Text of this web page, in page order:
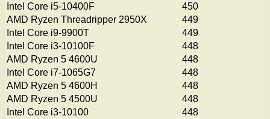
Intel Core i5-10400F
450
AMD Ryzen Threadripper 2950X
449
Intel Core i9-9900T
449
Intel Core i3-10100F
448
AMD Ryzen 5 4600U
448
Intel Core i7-1065G7
448
AMD Ryzen 5 4600H
448
AMD Ryzen 5 4500U
448
Intel Core i3-10100
448